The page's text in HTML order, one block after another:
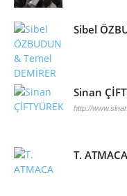
Sibel
Sinan
http://
T. ATMACA